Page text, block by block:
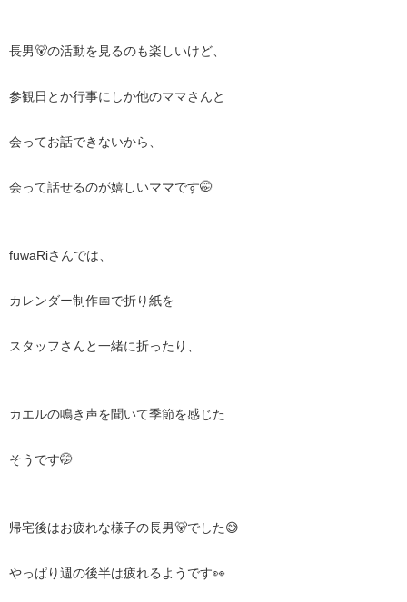
長男🐻の活動を見るのも楽しいけど、
参観日とか行事にしか他のママさんと
会ってお話できないから、
会って話せるのが嬉しいママです🤭
fuwaRiさんでは、
カレンダー制作📅で折り紙を
スタッフさんと一緒に折ったり、
カエルの鳴き声を聞いて季節を感じた
そうです🤭
帰宅後はお疲れな様子の長男🐻でした😅
やっぱり週の後半は疲れるようです👀